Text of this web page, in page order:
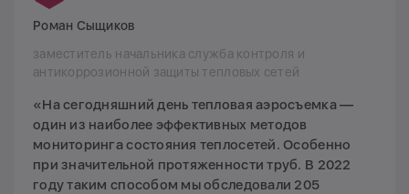
Роман Сыщиков
заместитель начальника служба контроля и
антикоррозионной защиты тепловых сетей
«На сегодняшний день тепловая аэросъемка —
один из наиболее эффективных методов
мониторинга состояния теплосетей. Особенно
при значительной протяженности труб. В 2022
году таким способом мы обследовали 205